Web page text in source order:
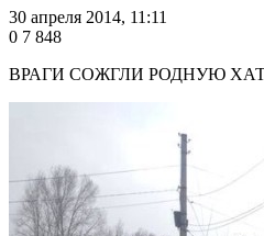
30 апреля 2014, 11:11
0 7 848
ВРАГИ СОЖГЛИ РОДНУЮ